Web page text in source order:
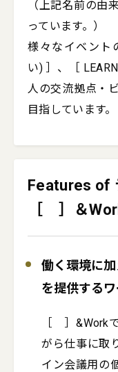
（上記名前の由
っています。）
様々なイベント
い) ］、［
人の交流拠点・
Features of
［ ］＆
働く環境に
を提供する
［　］
がら仕事に取
イン会議用の